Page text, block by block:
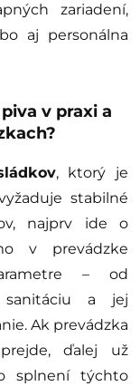
zariadení,
aj personálna
v praxi a
, ktorý je
stabilné
najprv ide o
v prevádzke
– od
sanitáciu a jej
Ak prevádzka
ďalej už
splnení týchto